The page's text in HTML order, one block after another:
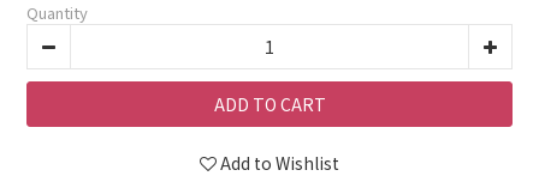
Quantity
ADD TO CART
Add to Wishlist